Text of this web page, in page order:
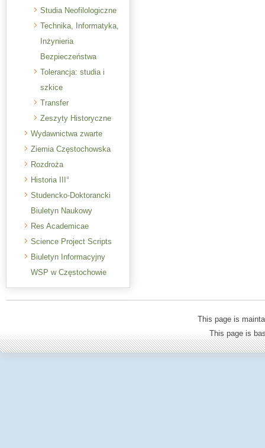
Studia Neofilologiczne
Technika, Informatyka,
Inżynieria
Bezpieczeństwa
Tolerancja: studia i
szkice
Transfer
Zeszyty Historyczne
Wydawnictwa zwarte
Ziemia Częstochowska
Rozdroża
Historia III°
Studencko-Doktorancki
Biuletyn Naukowy
Res Academicae
Science Project Scripts
Biuletyn Informacyjny
WSP w Częstochowie
This page is
This page is